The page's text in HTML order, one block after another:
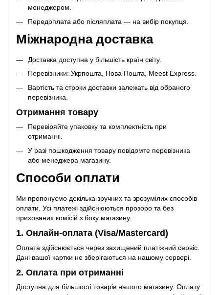
менеджером.
Передоплата або післяплата — на вибір покупця.
Міжнародна доставка
Доставка доступна у більшість країн світу.
Перевізники: Укрпошта, Нова Пошта, Meest Express.
Вартість та строки доставки залежать від обраного
перевізника.
Отримання товару
Перевіряйте упаковку та комплектність при
отриманні.
У разі пошкодження товару повідомте перевізника
або менеджера магазину.
Способи оплати
Ми пропонуємо декілька зручних та зрозумілих способів
оплати. Усі платежі здійснюються прозоро та без
прихованих комісій з боку магазину.
1. Онлайн-оплата (Visa/Mastercard)
Оплата здійснюється через захищений платіжний сервіс.
Дані вашої картки не зберігаються на нашому сервері.
2. Оплата при отриманні
Доступна для більшості товарів нашого магазину. Оплату